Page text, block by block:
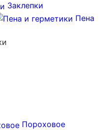
Заклепки
Пена
Пороховое